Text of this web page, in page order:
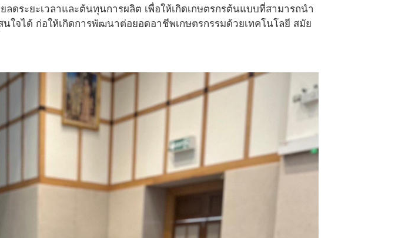
ลดระยะเวลาและต้นทุนการผลิต เพื่อให้เกิดเกษตรกรต้นแบบที่สามารถนำ
ใจได้ ก่อให้เกิดการพัฒนาต่อยอดอาชีพเกษตรกรรมด้วยเทคโนโลยี สมัย